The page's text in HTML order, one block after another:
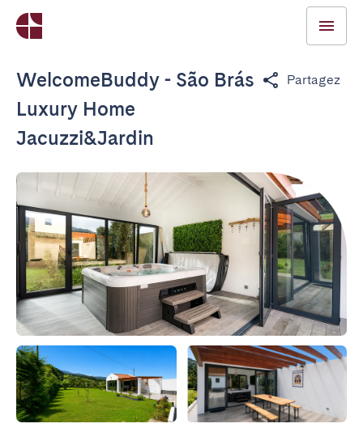
WelcomeBuddy - São Brás
Luxury Home
Jacuzzi&Jardin
Partagez